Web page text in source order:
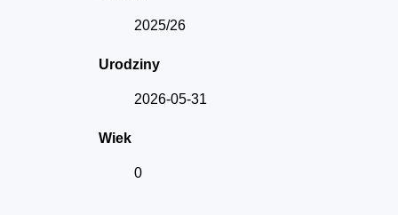
2025/26
Urodziny
2026-05-31
Wiek
0